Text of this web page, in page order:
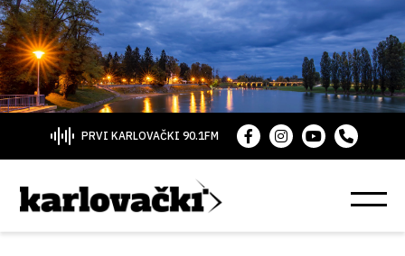
PRVI KARLOVAČKI 90.1FM